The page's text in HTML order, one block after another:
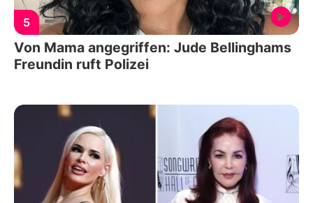
5
Von Mama angegriffen: Jude Bellinghams
Freundin ruft Polizei